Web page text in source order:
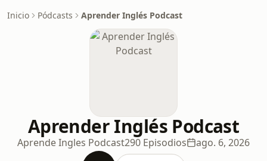
Inicio Pódcasts Aprender Inglés Podcast
Aprender Inglés Podcast
Aprende Ingles Podcast290 Episodios ago. 6, 2026